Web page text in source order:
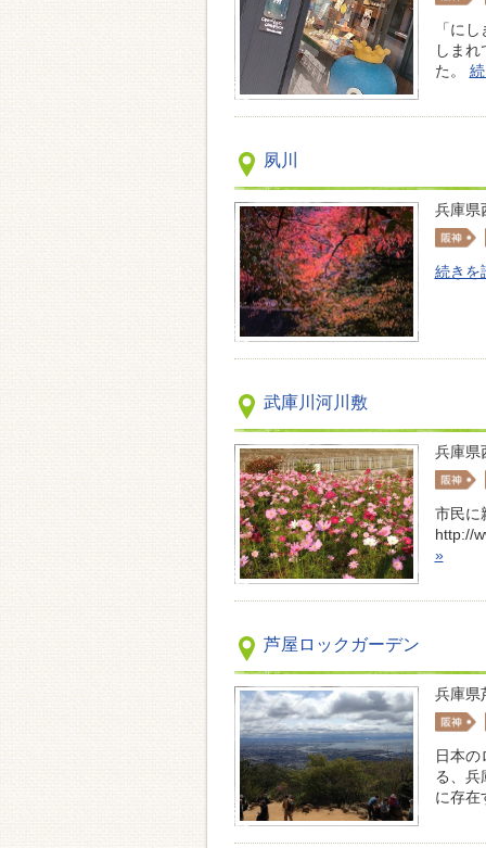
「に
しま
た。
夙川
兵庫県
続きを
武庫川河川敷
兵庫県
市民に
http://
»
芦屋ロックガーデン
兵庫県
日本の
る、兵
に存